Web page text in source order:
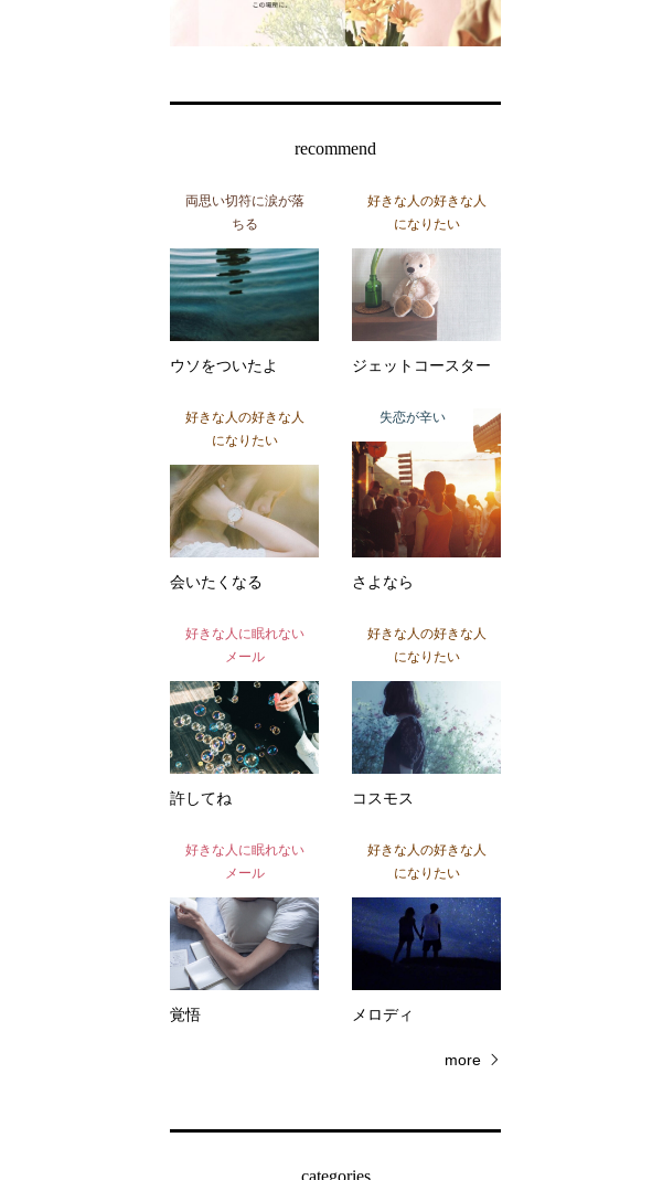
recommend
両思い切符に涙が落
ちる
ウソをついたよ
好きな人の好きな人
になりたい
ジェットコースター
好きな人の好きな人
になりたい
会いたくなる
失恋が辛い
さよなら
好きな人に眠れない
メール
許してね
好きな人の好きな人
になりたい
コスモス
好きな人に眠れない
メール
覚悟
好きな人の好きな人
になりたい
メロディ
more
categories